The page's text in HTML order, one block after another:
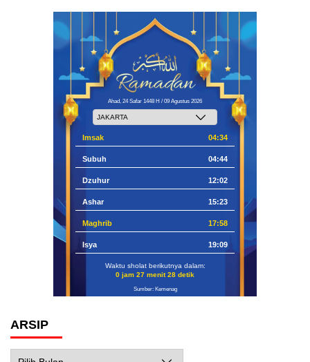
Ahad, 24 Safar 1448 H / 09 Agustus 2026
Imsak 04:34
Subuh 04:44
Dzuhur 12:02
Ashar 15:23
Maghrib 17:58
Isya 19:09
Waktu sholat berikutnya dalam:
0 jam 27 menit 27 detik
Sumber: Kemenag
ARSIP